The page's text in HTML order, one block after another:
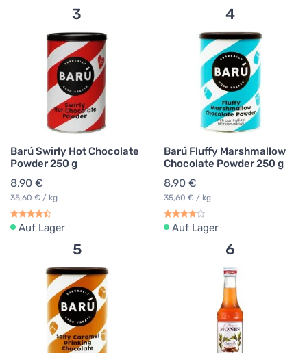
3
Barú Swirly Hot Chocolate
Powder 250 g
8,90 €
35,60 € / kg
Auf Lager
4
Barú Fluffy Marshmallow
Chocolate Powder 250 g
8,90 €
35,60 € / kg
Auf Lager
5 6